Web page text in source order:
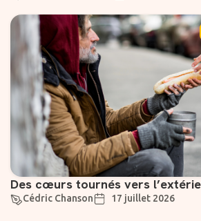
Des cœurs tournés vers
Cédric Chanson 17 juillet 2026